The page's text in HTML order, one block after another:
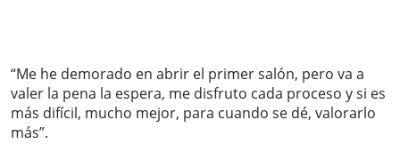
“Me he demorado en abrir el primer salón, pero va a
valer la pena la espera, me disfruto cada proceso y si es
más difícil, mucho mejor, para cuando se dé, valorarlo
más”.